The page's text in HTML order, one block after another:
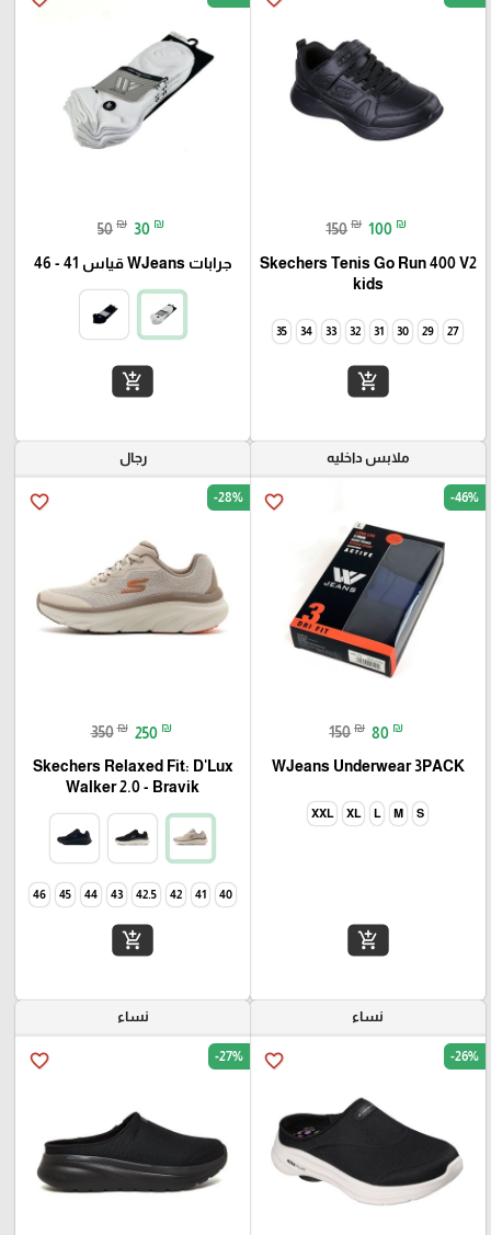
150 ₪ 100 ₪
Skechers Tenis Go Run 400 V2
kids
27
29
30
31
32
33
34
35
add_shopping_cart
50 ₪ 30 ₪
جرابات WJeans قياس 41 - 46
add_shopping_cart
ملابس داخليه
favorite_border -46%
150 ₪ 80 ₪
WJeans Underwear 3PACK
S
M
L
XL
XXL
add_shopping_cart
رجال
favorite_border -28%
350 ₪ 250 ₪
Skechers Relaxed Fit: D'Lux
Walker 2.0 - Bravik
40
41
42
42.5
43
44
45
46
add_shopping_cart
نساء
favorite_border -26%
نساء
favorite_border -27%